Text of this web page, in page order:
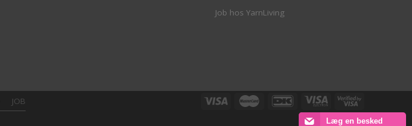
Job hos YarnLiving
JOB